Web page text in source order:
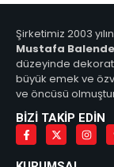
Şirketimiz 2003
Mustafa Balende
düzeyinde
büyük emek ve
ve öncüsü
BİZİ TAKİP EDİN